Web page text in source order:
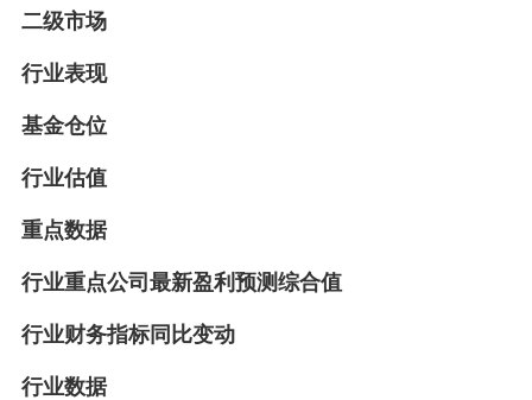
二级市场
行业表现
基金仓位
行业估值
重点数据
行业重点公司最新盈利预测综合值
行业财务指标同比变动
行业数据